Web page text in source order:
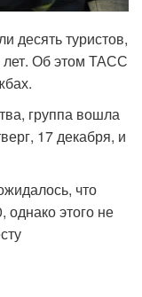
десять туристов,
лет. Об этом ТАСС
группа вошла
17 декабря, и
что
однако этого не